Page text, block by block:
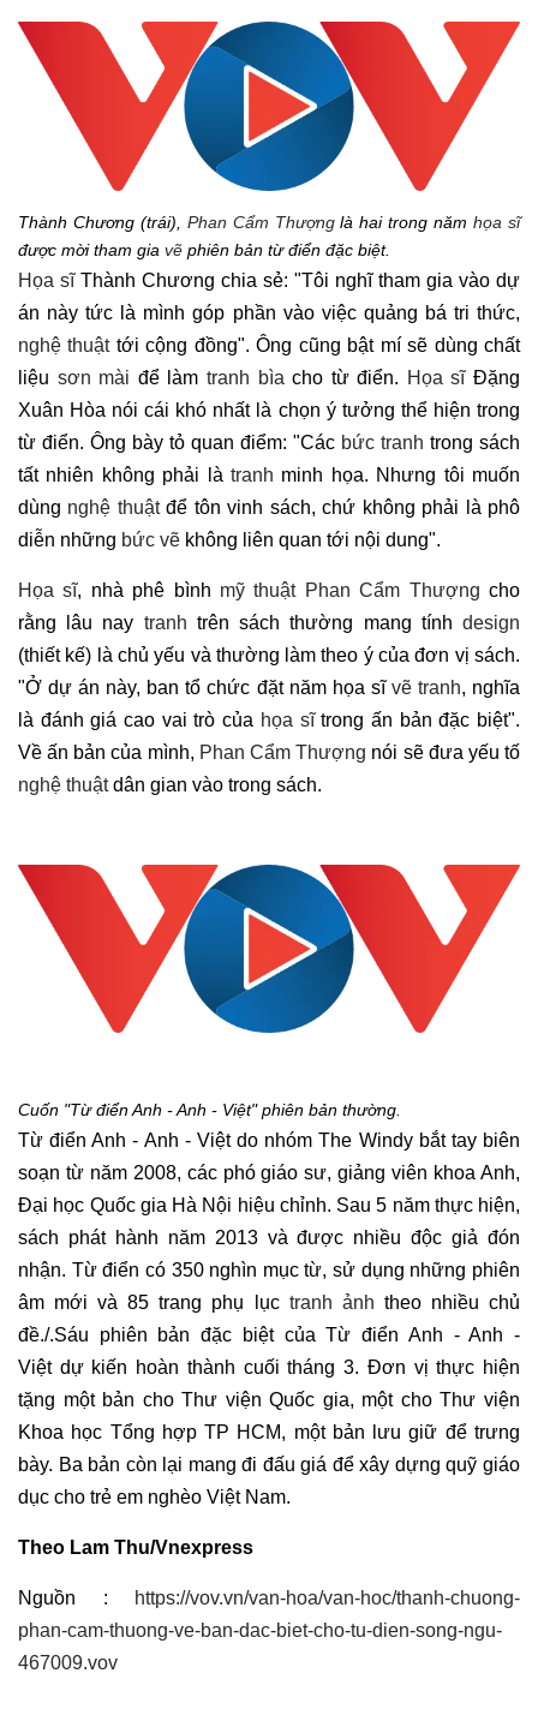
Thành Chương (trái), Phan Cẩm Thượnglà hai trong nămhọa sĩ
được mời tham gia vẽ phiên bản từ điển đặc biệt.
Họa sĩThành Chương chia sẻ: "Tôi nghĩ tham gia vào dự
án này tức là mình góp phần vào việc quảng bá tri thức,
nghệ thuậttới cộng đồng". Ông cũng bật mí sẽ dùng chất
liệu sơn mài để làm tranh bìacho từ điển. Họa sĩĐặng
Xuân Hòa nói cái khó nhất là chọn ý tưởng thể hiện trong
từ điển. Ông bày tỏ quan điểm: "Các bức tranh trong sách
tất nhiên không phải là tranh minh họa. Nhưng tôi muốn
dùng nghệ thuậtđể tôn vinh sách, chứ không phải là phô
diễn những bức vẽ không liên quan tới nội dung".
Họa sĩ, nhà phê bình mỹ thuật Phan Cẩm Thượng cho
rằng lâu nay tranh trên sách thường mang tínhdesign
(thiết kế) là chủ yếu và thường làm theo ý của đơn vị sách.
"Ở dự án này, ban tổ chức đặt năm họa sĩ vẽ tranh, nghĩa
là đánh giá cao vai trò của họa sĩtrong ấn bản đặc biệt".
Về ấn bản của mình, Phan Cẩm Thượng nói sẽ đưa yếu tố
nghệ thuậtdân gian vào trong sách.
Cuốn "Từ điển Anh - Anh - Việt" phiên bản thường.
Từ điển Anh - Anh - Việt do nhóm The Windy bắt tay biên
soạn từ năm 2008, các phó giáo sư, giảng viên khoa Anh,
Đại học Quốc gia Hà Nội hiệu chỉnh. Sau 5 năm thực hiện,
sách phát hành năm 2013 và được nhiều độc giả đón
nhận. Từ điển có 350 nghìn mục từ, sử dụng những phiên
âm mới và 85 trang phụ lục tranh ảnh theo nhiều chủ
đề./.Sáu phiên bản đặc biệt của Từ điển Anh - Anh -
Việt dự kiến hoàn thành cuối tháng 3. Đơn vị thực hiện
tặng một bản cho Thư viện Quốc gia, một cho Thư viện
Khoa học Tổng hợp TP HCM, một bản lưu giữ để trưng
bày. Ba bản còn lại mang đi đấu giá để xây dựng quỹ giáo
dục cho trẻ em nghèo Việt Nam.
Theo Lam Thu/Vnexpress
Nguồn :
https://vov.vn/van-hoa/van-hoc/thanh-chuong-
phan-cam-thuong-ve-ban-dac-biet-cho-tu-dien-song-ngu-
467009.vov